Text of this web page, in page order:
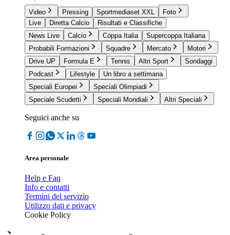
Video Pressing Sportmediaset XXL
Foto
Live
Diretta Calcio
Risultati e Classifiche
News Live
Calcio Coppa Italia
Supercoppa Italiana
Probabili Formazioni
Squadre Mercato
Motori
Drive UP
Formula E Tennis Altri Sport
Sondaggi
Podcast
Lifestyle
Un libro a settimana
Speciali Europei
Speciali Olimpiadi
Speciale Scudetti
Speciali Mondiali Altri Speciali
Seguici anche su
Area personale
Help e Faq
Info e contatti
Termini del servizio
Utilizzo dati e privacy
Cookie Policy